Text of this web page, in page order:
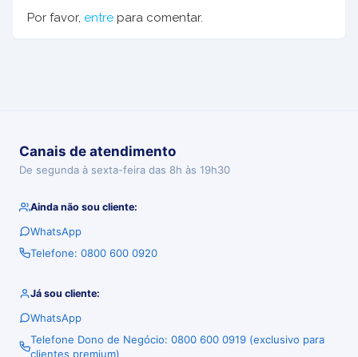
Por favor, entre para comentar.
Canais de atendimento
De segunda à sexta-feira das 8h às 19h30
Ainda não sou cliente:
WhatsApp
Telefone: 0800 600 0920
Já sou cliente:
WhatsApp
Telefone Dono de Negócio: 0800 600 0919 (exclusivo para
clientes premium)